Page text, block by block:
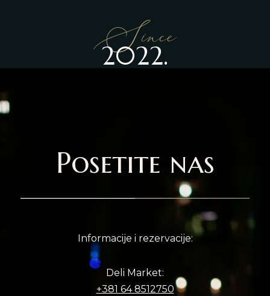
Since
2022.
Posetite nas
Informacije i rezervacije:
Deli Market:
+381 64 8512750